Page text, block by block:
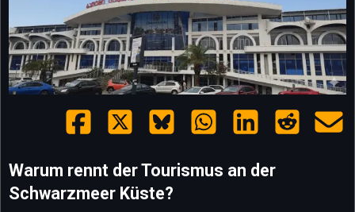
Warum rennt der Tourismus an der
Schwarzmeer Küste?